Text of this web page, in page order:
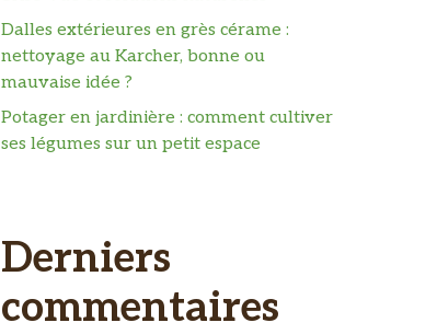
Dalles extérieures en grès cérame :
nettoyage au Karcher, bonne ou
mauvaise idée ?
Potager en jardinière : comment cultiver
ses légumes sur un petit espace
Derniers
commentaires